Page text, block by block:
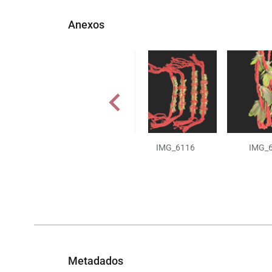
Anexos
IMG_6116
Metadados